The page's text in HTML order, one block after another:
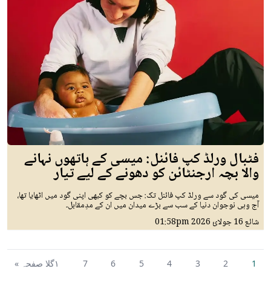
فٹبال ورلڈ کپ فائنل: میسی کے ہاتھوں نہانے
والا بچہ ارجنٹائن کو دھونے کے لیے تیار
میسی کی گود سے ورلڈ کپ فائنل تک: جس بچے کو کبھی اپنی گود میں اٹھایا تھا،
آج وہی نوجوان دنیا کے سب سے بڑے میدان میں ان کے مدِمقابل۔
شائع16 جولائ 2026 01:58pm
1
2
3
4
5
6
7 ١گلا صفحہ »